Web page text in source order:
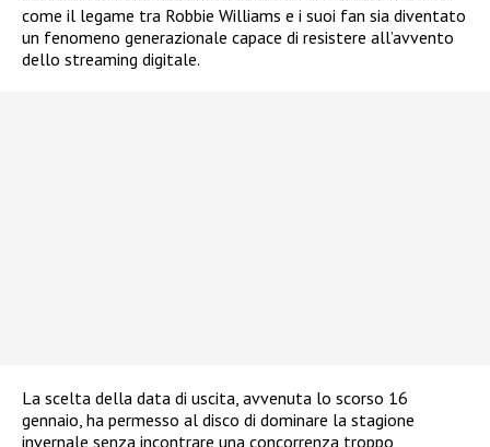
come il legame tra Robbie Williams e i suoi fan sia diventato
un fenomeno generazionale capace di resistere all’avvento
dello streaming digitale.
La scelta della data di uscita, avvenuta lo scorso 16
gennaio, ha permesso al disco di dominare la stagione
invernale senza incontrare una concorrenza troppo